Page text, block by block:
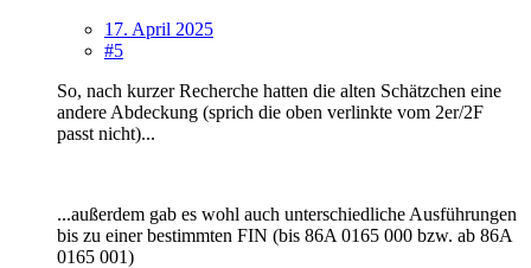
17. April 2025
#5
So, nach kurzer Recherche hatten die alten Schätzchen eine
andere Abdeckung (sprich die oben verlinkte vom 2er/2F
passt nicht)...
...außerdem gab es wohl auch unterschiedliche Ausführungen
bis zu einer bestimmten FIN (bis 86A 0165 000 bzw. ab 86A
0165 001)